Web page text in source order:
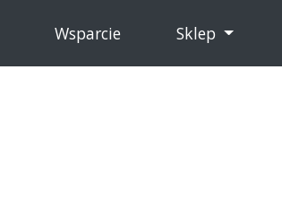
Wsparcie Sklep